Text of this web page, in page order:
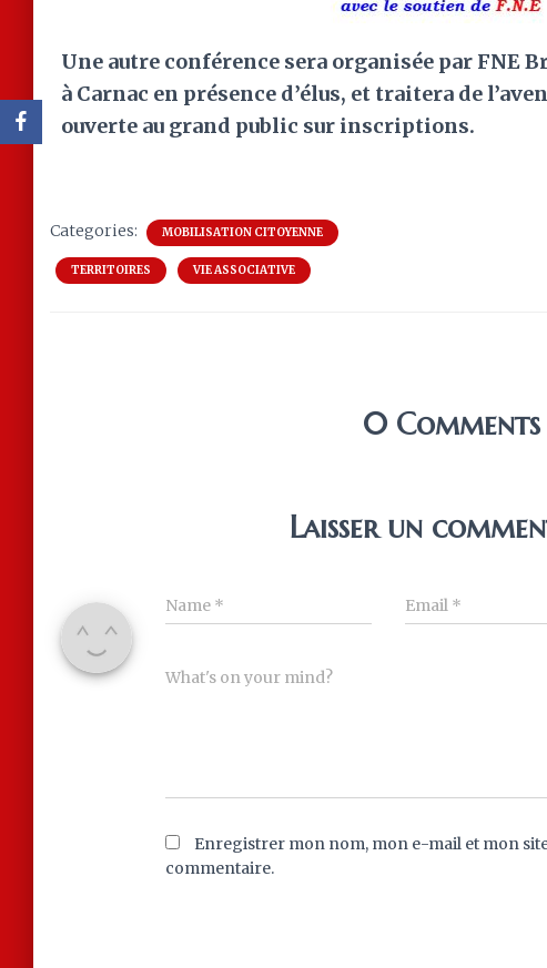
Une autre conférence sera organisée par FNE
à Carnac en présence d’élus, et traitera de
ouverte au grand public sur inscriptions.
Categories: MOBILISATION CITOYENNE
TERRITOIRES VIE ASSOCIATIVE
0 Comments
Laisser un
Name * Email *
What's on your mind?
Enregistrer mon nom, mon e-mail et mon
commentaire.